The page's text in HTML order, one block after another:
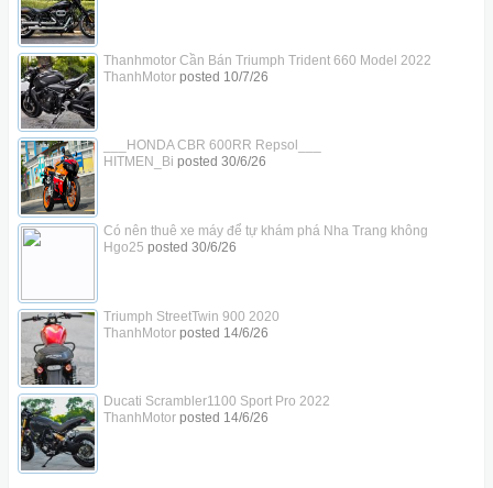
Thanhmotor Cần Bán Triumph Trident 660 Model 2022
ThanhMotorposted 10/7/26
___HONDA CBR 600RR Repsol___
HITMEN_Bi posted 30/6/26
Có nên thuê xe máy để tự khám phá Nha Trang không
Hgo25 posted 30/6/26
Triumph StreetTwin 900 2020
ThanhMotorposted 14/6/26
Ducati Scrambler1100 Sport Pro 2022
ThanhMotorposted 14/6/26